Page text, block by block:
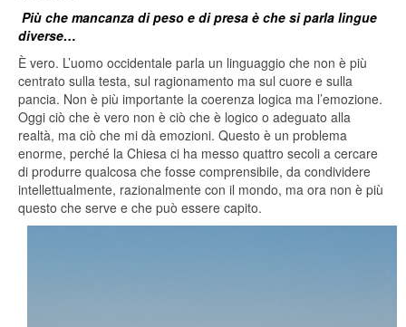
Più che mancanza di peso e di presa è che si parla lingue
diverse…
È vero. L’uomo occidentale parla un linguaggio che non è più
centrato sulla testa, sul ragionamento ma sul cuore e sulla
pancia. Non è più importante la coerenza logica ma l’emozione.
Oggi ciò che è vero non è ciò che è logico o adeguato alla
realtà, ma ciò che mi dà emozioni. Questo è un problema
enorme, perché la Chiesa ci ha messo quattro secoli a cercare
di produrre qualcosa che fosse comprensibile, da condividere
intellettualmente, razionalmente con il mondo, ma ora non è più
questo che serve e che può essere capito.